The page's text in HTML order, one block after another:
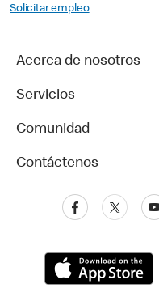
Solicitar empleo
Acerca de nosotros
Servicios
Comunidad
Contáctenos